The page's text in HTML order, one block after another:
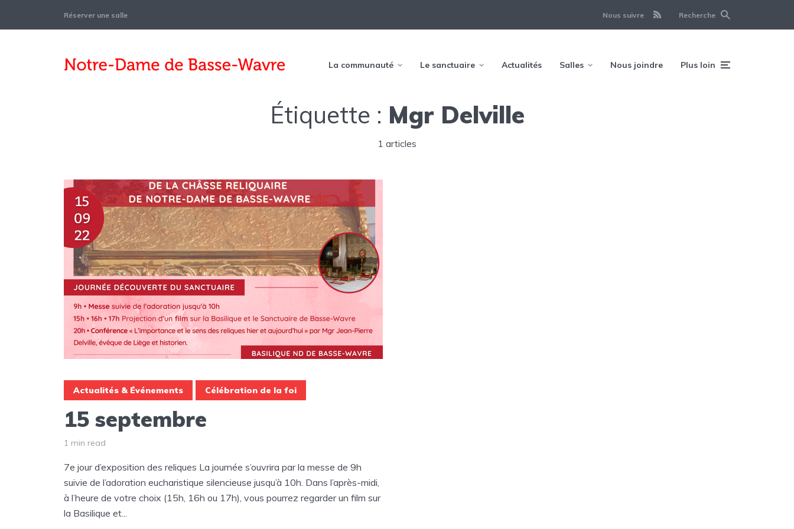
Réserver une salle Nous suivre Recherche
La communauté Le sanctuaire Actualités Salles Nous joindre Plus loin
Étiquette : Mgr Delville
1 articles
Actualités & Événements Célébration de la foi
15 septembre
1 min read
7e jour d’exposition des reliques La journée s’ouvrira par la messe de 9h
suivie de l’adoration eucharistique silencieuse jusqu’à 10h. Dans l’après-midi,
à l’heure de votre choix (15h, 16h ou 17h), vous pourrez regarder un film sur
la Basilique et...